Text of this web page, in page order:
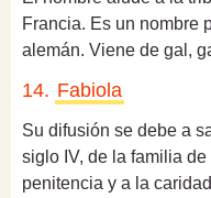
Francia. Es un nombre
alemán. Viene de gal,
14. Fabiola
Su difusión se debe a
siglo IV, de la familia
penitencia y a la